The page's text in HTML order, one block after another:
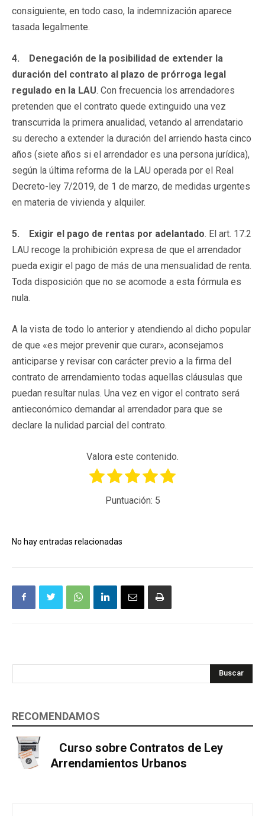
consiguiente, en todo caso, la indemnización aparece
tasada legalmente.
4. Denegación de la posibilidad de extender la
duración del contrato al plazo de prórroga legal
regulado en la LAU. Con frecuencia los arrendadores
pretenden que el contrato quede extinguido una vez
transcurrida la primera anualidad, vetando al arrendatario
su derecho a extender la duración del arriendo hasta cinco
años (siete años si el arrendador es una persona jurídica),
según la última reforma de la LAU operada por el Real
Decreto-ley 7/2019, de 1 de marzo, de medidas urgentes
en materia de vivienda y alquiler.
5. Exigir el pago de rentas por adelantado. El art. 17.2
LAU recoge la prohibición expresa de que el arrendador
pueda exigir el pago de más de una mensualidad de renta.
Toda disposición que no se acomode a esta fórmula es
nula.
A la vista de todo lo anterior y atendiendo al dicho popular
de que «es mejor prevenir que curar», aconsejamos
anticiparse y revisar con carácter previo a la firma del
contrato de arrendamiento todas aquellas cláusulas que
puedan resultar nulas. Una vez en vigor el contrato será
antieconómico demandar al arrendador para que se
declare la nulidad parcial del contrato.
Valora este contenido.
Puntuación: 5
No hay entradas relacionadas
Buscar
RECOMENDAMOS
Curso sobre Contratos de Ley
Arrendamientos Urbanos